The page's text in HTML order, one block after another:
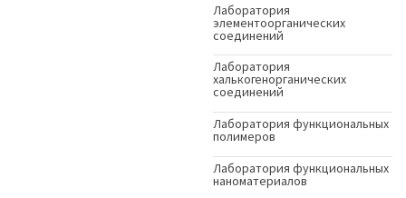
Лаборатория
элементоорганических
соединений
Лаборатория
халькогенорганических
соединений
Лаборатория функциональных
полимеров
Лаборатория функциональных
наноматериалов